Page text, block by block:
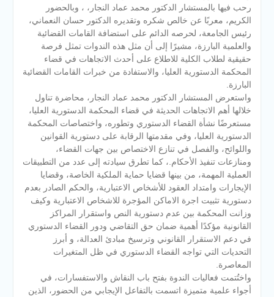
رحب فيها بالمستشار الدكتور محمد عماد النجار، ، وبالحضور
الكريم، معربًا عن خالص شكره وتقديره الدكتور حسان النعماني،
رئيس الجامعة، لحرصه الدائم على استضافة القامات القضائية
والعلمية البارزة، مشيرًا إلى أن مثل هذه الندوات تمثل فرصة
حقيقية لطلاب الكلية للاطلاع على أحدث الاتجاهات في قضاء
المحكمة الدستورية العليا، والاستفادة من خبرات القامات القضائية
البارزة.
واستعرض المستشار الدكتور محمد عماد النجار، محاضرة تناول
خلالها أهم الاتجاهات الحديثة في قضاء المحكمة الدستورية العليا،
مستعرضًا نشأة القضاء الدستوري وتطوره، واختصاصات المحكمة
الدستورية العليا، وفي مقدمتها الرقابة على دستورية القوانين
واللوائح، والفصل في تنازع الاختصاص بين جهات القضاء،
ومنازعات تنفيذ الأحكام.، كما تطرق سيادته إلى عدد من التطبيقات
العملية المهمة، من بينها قضايا حماية الملكية الخاصة، وقضايا
الإيجارات وامتداد العقود للأشخاص الاعتبارية، والحكم الصادر بعدم
دستورية تثبيت اجرة الاماكن المؤجرة للاشخاص الاعتبارية وكيف
وزانت المحكمة بين عدم دستورية النص واستقرار المراكز
القانونية مؤكدًا أهمية ضمان حق التقاضي ودور القضاء الدستوري
في دعم الاستقرار القانوني وترسيخ مبادئ العدالة، و أبرز
التحديات التي تواجه القضاء الدستوري في ظل المتغيرات
المعاصرة.
واختُتمت فعاليات الندوة بفتح باب النقاش والاستفسارات، في
أجواء علمية متميزة اتسمت بالتفاعل الإيجابي من الحضور، الذين